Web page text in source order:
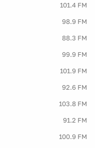
101.4 FM
98.9 FM
88.3 FM
99.9 FM
101.9 FM
92.6 FM
103.8 FM
91.2 FM
100.9 FM